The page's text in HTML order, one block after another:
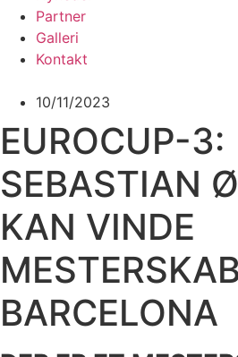
Partner
Galleri
Kontakt
10/11/2023
EUROCUP-3:
SEBASTIAN
KAN VINDE
BARCELONA